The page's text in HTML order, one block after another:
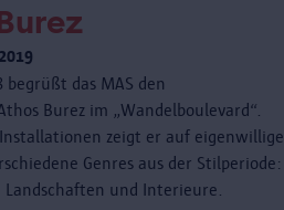
begrüßt das MAS den
Burez im „Wandelboulevard“.
zeigt er auf eigenwillige
Genres aus der Stilperiode:
und Interieure.